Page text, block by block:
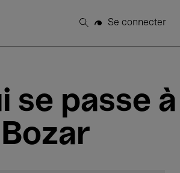
Rechercher
Se connecter
se passe à
Bozar